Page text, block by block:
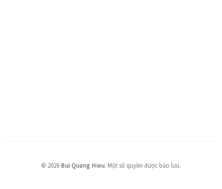
© 2026 Bui Quang Hieu. Một số quyền được bảo lưu.